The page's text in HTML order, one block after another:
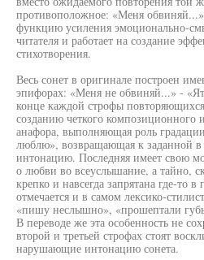
противоположное: «Меня
функцию усиления эмоционально-
читателя и работает на создание
стихотворения.
Весь сонет в оригинале построен
эпифорах: «Меня не обвиняй...» -
конце каждой строфы
созданию четкого композиционного
анафора, выполняющая роль
люблю», возвращающая к заданной в
интонацию. Последняя имеет свою
о любви во всеуслышание, а тайно,
крепко и навсегда запрятана где-то
отмечается и в самом лексико-
«пишу неслышно», «прошептали
В переводе же эта особенность не
второй и третьей строфах стоят
нарушающие интонацию сонета.